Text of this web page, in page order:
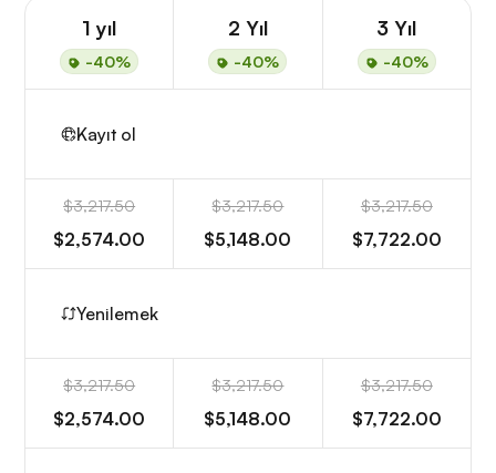
1 yıl
-40%
2 Yıl
-40%
3 Yıl
-40%
Kayıt ol
$3,217.50
$2,574.00
$3,217.50
$5,148.00
$3,217.50
$7,722.00
Yenilemek
$3,217.50
$2,574.00
$3,217.50
$5,148.00
$3,217.50
$7,722.00